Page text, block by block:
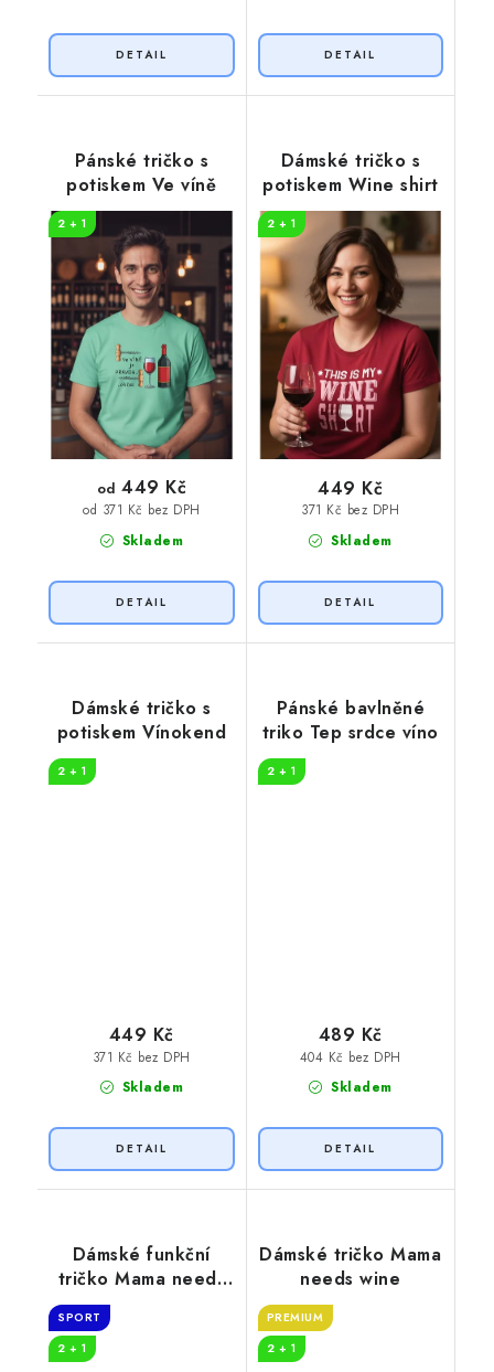
Pánské tričko s
potiskem Ve víně
2 + 1
Skladem
od 371 Kč bez DPH
od 449 Kč
Dámské tričko s
potiskem Wine shirt
2 + 1
Skladem
371 Kč bez DPH
449 Kč
Dámské tričko s
potiskem Vínokend
2 + 1
Skladem
371 Kč bez DPH
449 Kč
Pánské bavlněné
triko Tep srdce víno
2 + 1
Skladem
404 Kč bez DPH
489 Kč
Dámské funkční
tričko Mama needs
SPORT
2 + 1
Dámské tričko Mama
needs wine
PREMIUM
2 + 1